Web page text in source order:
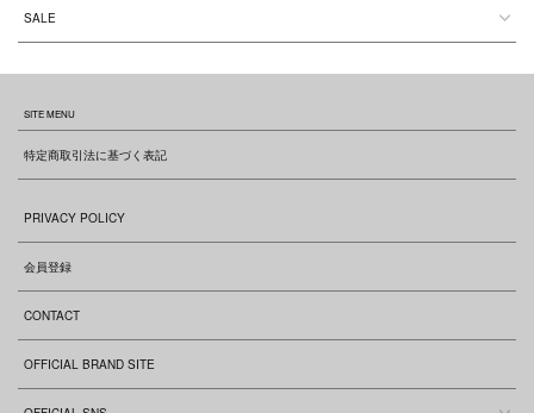
SALE
SITE MENU
特定商取引法に基づく表記
PRIVACY POLICY
会員登録
CONTACT
OFFICIAL BRAND SITE